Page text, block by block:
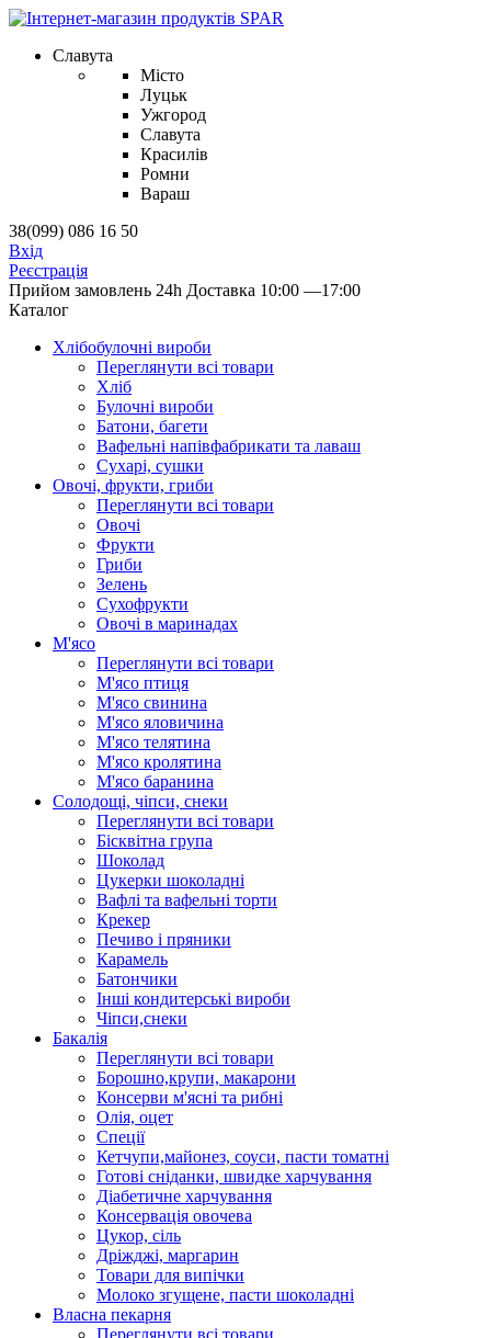
Славута
Місто
Луцьк
Ужгород
Славута
Красилів
Ромни
Вараш
38(099) 086 16 50
Вхід
Реєстрація
Прийом замовлень 24h Доставка 10:00 —17:00
Каталог
Хлібобулочні вироби
Переглянути всі товари
Хліб
Булочні вироби
Батони, багети
Вафельні напівфабрикати та лаваш
Сухарі, сушки
Овочі, фрукти, гриби
Переглянути всі товари
Овочі
Фрукти
Гриби
Зелень
Сухофрукти
Овочі в маринадах
М'ясо
Переглянути всі товари
М'ясо птиця
М'ясо свинина
М'ясо яловичина
М'ясо телятина
М'ясо кролятина
М'ясо баранина
Солодощі, чіпси, снеки
Переглянути всі товари
Бісквітна група
Шоколад
Цукерки шоколадні
Вафлі та вафельні торти
Крекер
Печиво і пряники
Карамель
Батончики
Інші кондитерські вироби
Чіпси,снеки
Бакалія
Переглянути всі товари
Борошно,крупи, макарони
Консерви м'ясні та рибні
Олія, оцет
Спеції
Кетчупи,майонез, соуси, пасти томатні
Готові сніданки, швидке харчування
Діабетичне харчування
Консервація овочева
Цукор, сіль
Дріжджі, маргарин
Товари для випічки
Молоко згущене, пасти шоколадні
Власна пекарня
Переглянути всі товари